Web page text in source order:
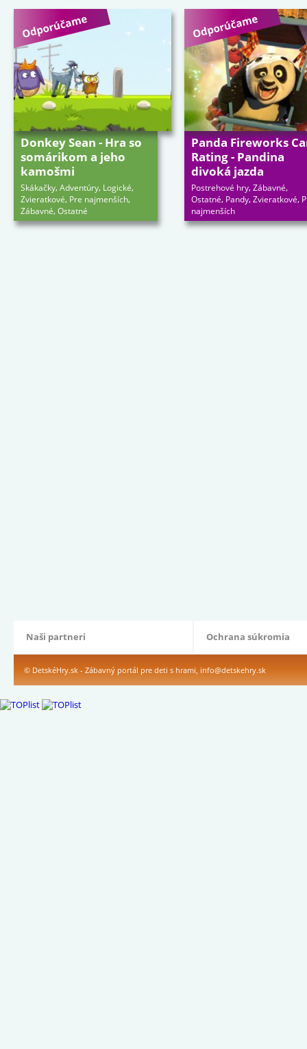
Donkey Sean - Hra so
somárikom a jeho
kamošmi
Skákačky,Adventúry, Logické,
Zvieratkové, Pre najmenších,
Zábavné,Ostatné
Panda Fireworks
Rating - Pandina
divoká jazda
Postrehové hry,Zábavné,
Ostatné, Pandy,Zvieratkové,
najmenších
Naši partneri Ochrana súkromia
© DetskéHry.sk - Zábavný portál pre deti s hrami, info@detskehry.sk